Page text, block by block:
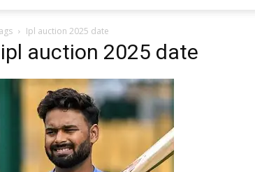
Ipl auction 2025 date
auction 2025 date